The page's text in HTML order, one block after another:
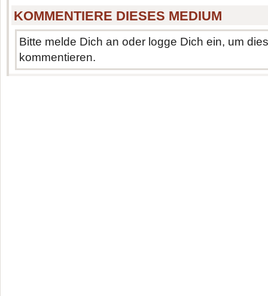
KOMMENTIERE DIESES MEDIUM
Bitte melde Dich an oder logge Dich ein, um
kommentieren.